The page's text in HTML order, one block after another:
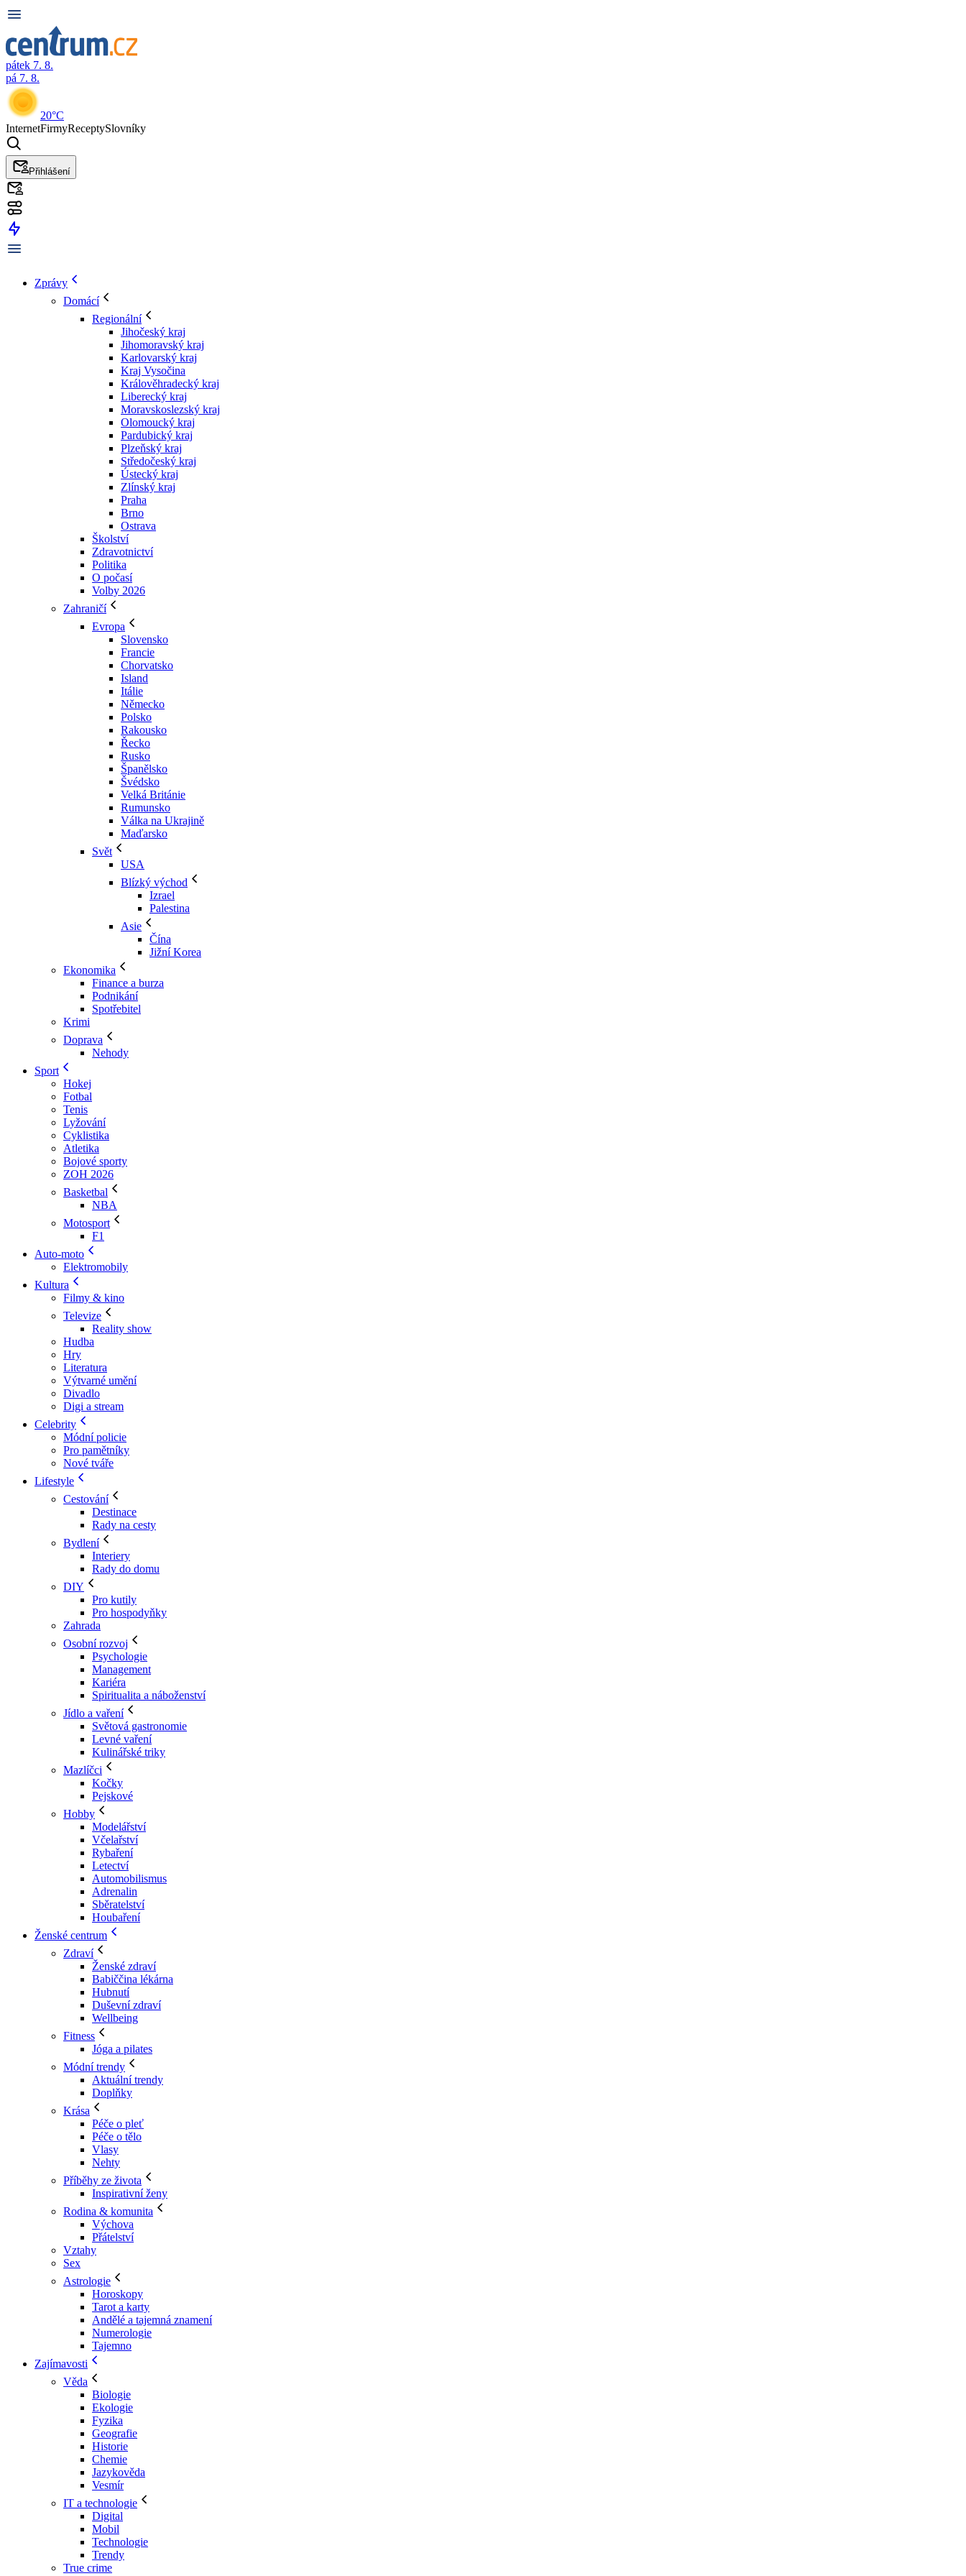
pátek 7. 8.
pá 7. 8.
20°C
InternetFirmyReceptySlovníky
Přihlášení
Zprávy
Domácí
Regionální
Jihočeský kraj
Jihomoravský kraj
Karlovarský kraj
Kraj Vysočina
Králověhradecký kraj
Liberecký kraj
Moravskoslezský kraj
Olomoucký kraj
Pardubický kraj
Plzeňský kraj
Středočeský kraj
Ústecký kraj
Zlínský kraj
Praha
Brno
Ostrava
Školství
Zdravotnictví
Politika
O počasí
Volby 2026
Zahraničí
Evropa
Slovensko
Francie
Chorvatsko
Island
Itálie
Německo
Polsko
Rakousko
Řecko
Rusko
Španělsko
Švédsko
Velká Británie
Rumunsko
Válka na Ukrajině
Maďarsko
Svět
USA
Blízký východ
Izrael
Palestina
Asie
Čína
Jižní Korea
Ekonomika
Finance a burza
Podnikání
Spotřebitel
Krimi
Doprava
Nehody
Sport
Hokej
Fotbal
Tenis
Lyžování
Cyklistika
Atletika
Bojové sporty
ZOH 2026
Basketbal
NBA
Motosport
F1
Auto-moto
Elektromobily
Kultura
Filmy & kino
Televize
Reality show
Hudba
Hry
Literatura
Výtvarné umění
Divadlo
Digi a stream
Celebrity
Módní policie
Pro pamětníky
Nové tváře
Lifestyle
Cestování
Destinace
Rady na cesty
Bydlení
Interiery
Rady do domu
DIY
Pro kutily
Pro hospodyňky
Zahrada
Osobní rozvoj
Psychologie
Management
Kariéra
Spiritualita a náboženství
Jídlo a vaření
Světová gastronomie
Levné vaření
Kulinářské triky
Mazlíčci
Kočky
Pejskové
Hobby
Modelářství
Včelařství
Rybaření
Letectví
Automobilismus
Adrenalin
Sběratelství
Houbaření
Ženské centrum
Zdraví
Ženské zdraví
Babiččina lékárna
Hubnutí
Duševní zdraví
Wellbeing
Fitness
Jóga a pilates
Módní trendy
Aktuální trendy
Doplňky
Krása
Péče o pleť
Péče o tělo
Vlasy
Nehty
Příběhy ze života
Inspirativní ženy
Rodina & komunita
Výchova
Přátelství
Vztahy
Sex
Astrologie
Horoskopy
Tarot a karty
Andělé a tajemná znamení
Numerologie
Tajemno
Zajímavosti
Věda
Biologie
Ekologie
Fyzika
Geografie
Historie
Chemie
Jazykověda
Vesmír
IT a technologie
Digital
Mobil
Technologie
Trendy
True crime